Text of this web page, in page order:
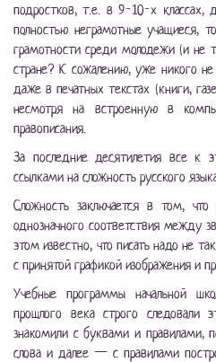
подростков, т.е. в 9-10-х классах,
полностью неграмотные учащиеся,
грамотности среди молодежи (и не
стране? К сожалению, уже никого
даже в печатных текстах (книги,
несмотря на встроенную в
правописания.
За последние десятилетия все к
ссылками на сложность русского
Сложность заключается в том,
однозначного соответствия между
этом известно, что писать надо не
с принятой графикой изображения и
Учебные программы начальной
прошлого века строго следовали
знакомили с буквами и правилами,
слова и далее — с правилами